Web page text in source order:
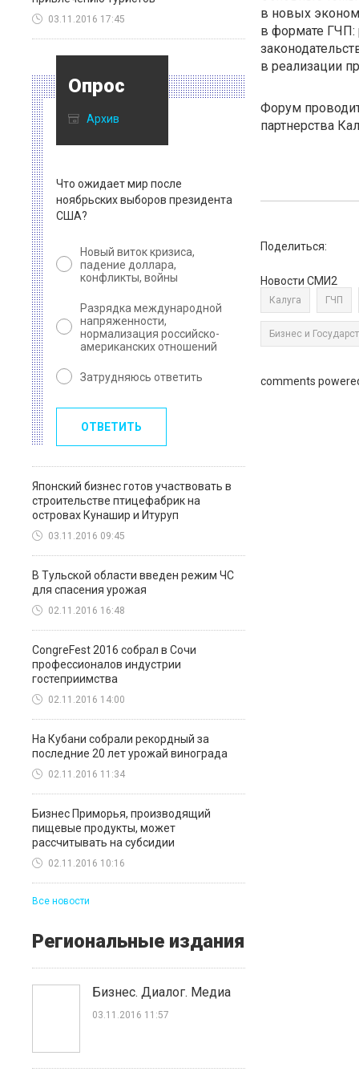
03.11.2016 17:45
Опрос
Архив
Что ожидает мир после
ноябрьских выборов президента
США?
Новый виток кризиса,
падение доллара,
конфликты, войны
Разрядка международной
напряженности,
нормализация российско-
американских отношений
Затрудняюсь ответить
ОТВЕТИТЬ
Японский бизнес готов участвовать в
строительстве птицефабрик на
островах Кунашир и Итуруп
03.11.2016 09:45
В Тульской области введен режим ЧС
для спасения урожая
02.11.2016 16:48
CongreFest 2016 собрал в Сочи
профессионалов индустрии
гостеприимства
02.11.2016 14:00
На Кубани собрали рекордный за
последние 20 лет урожай винограда
02.11.2016 11:34
Бизнес Приморья, производящий
пищевые продукты, может
рассчитывать на субсидии
02.11.2016 10:16
Все новости
Региональные издания
Бизнес. Диалог. Медиа
03.11.2016 11:57
в новых
в формате ГЧП:
в реализации
Форум
партнерства
Поделиться:
Новости СМИ2
Калуга ГЧП
Бизнес и
comments